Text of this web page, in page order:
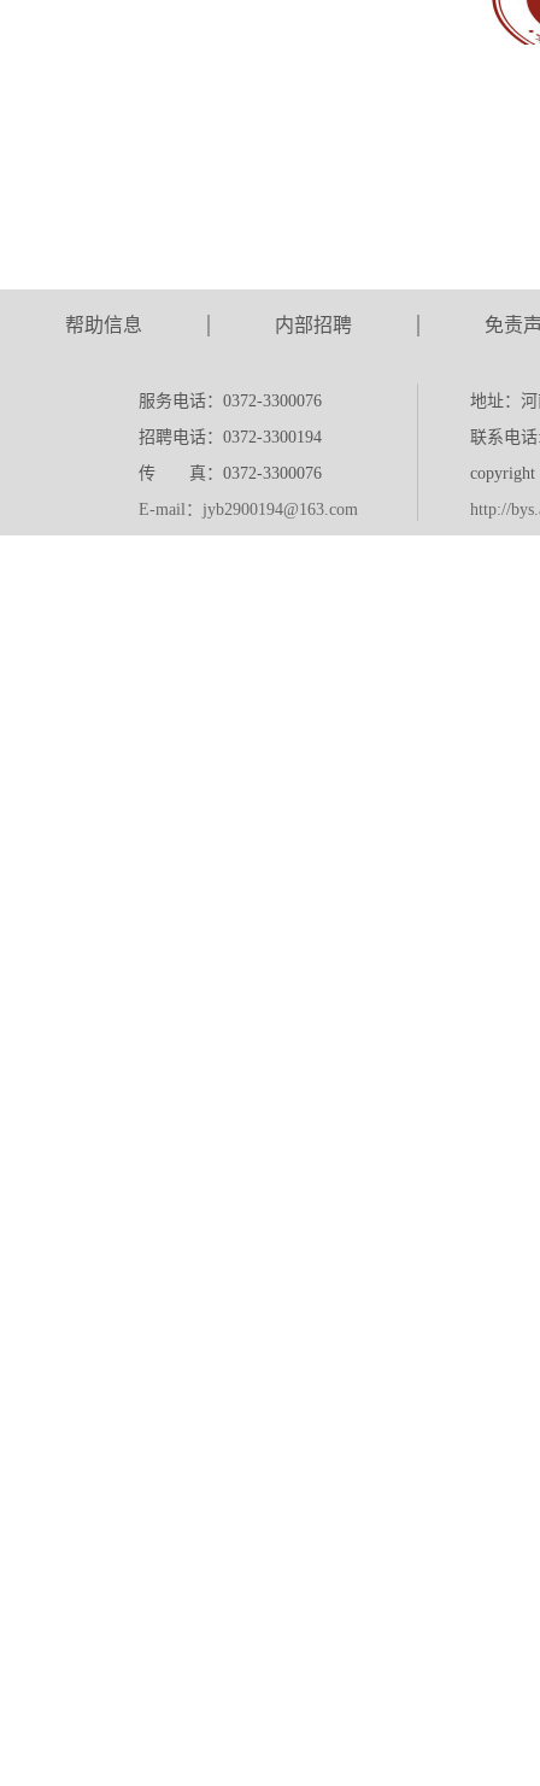
帮助信息 内部招聘 免责
服务电话：0372-3300076
招聘电话：0372-3300194
传 真：0372-3300076
E-mail：jyb2900194@163.com
地址：
联系电
http://